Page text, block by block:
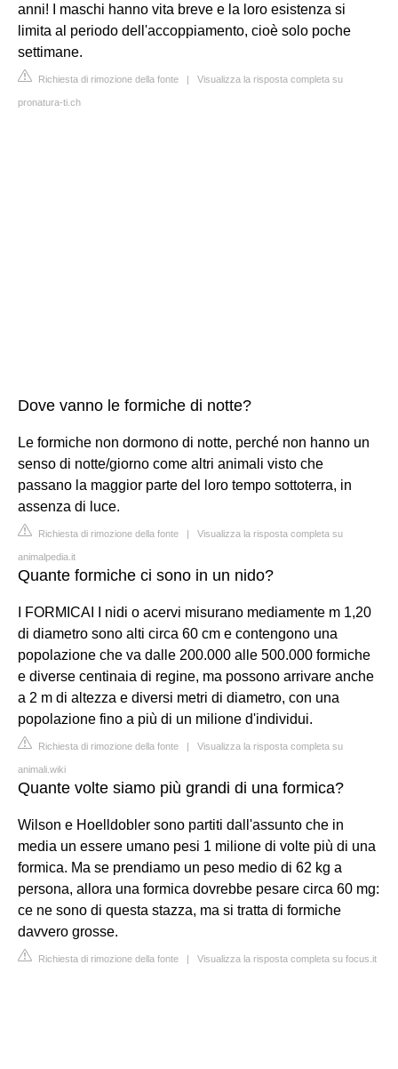
anni! I maschi hanno vita breve e la loro esistenza si
limita al periodo dell'accoppiamento, cioè solo poche
settimane.
Richiesta di rimozione della fonte | Visualizza la risposta completa su
pronatura-ti.ch
Dove vanno le formiche di notte?
Le formiche non dormono di notte, perché non hanno un
senso di notte/giorno come altri animali visto che
passano la maggior parte del loro tempo sottoterra, in
assenza di luce.
Richiesta di rimozione della fonte | Visualizza la risposta completa su
animalpedia.it
Quante formiche ci sono in un nido?
I FORMICAI I nidi o acervi misurano mediamente m 1,20
di diametro sono alti circa 60 cm e contengono una
popolazione che va dalle 200.000 alle 500.000 formiche
e diverse centinaia di regine, ma possono arrivare anche
a 2 m di altezza e diversi metri di diametro, con una
popolazione fino a più di un milione d'individui.
Richiesta di rimozione della fonte | Visualizza la risposta completa su
animali.wiki
Quante volte siamo più grandi di una formica?
Wilson e Hoelldobler sono partiti dall'assunto che in
media un essere umano pesi 1 milione di volte più di una
formica. Ma se prendiamo un peso medio di 62 kg a
persona, allora una formica dovrebbe pesare circa 60 mg:
ce ne sono di questa stazza, ma si tratta di formiche
davvero grosse.
Richiesta di rimozione della fonte | Visualizza la risposta completa su focus.it